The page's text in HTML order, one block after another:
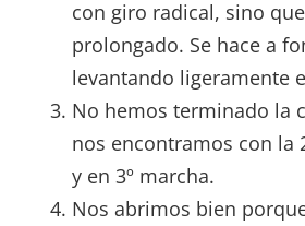
con giro radical, sino
prolongado. Se hace a
levantando ligeramente
No hemos terminado la
nos encontramos con la
y en 3º marcha.
Nos abrimos bien